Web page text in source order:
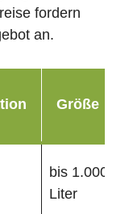
fordern
an.
Größe
bis 1.000
Liter